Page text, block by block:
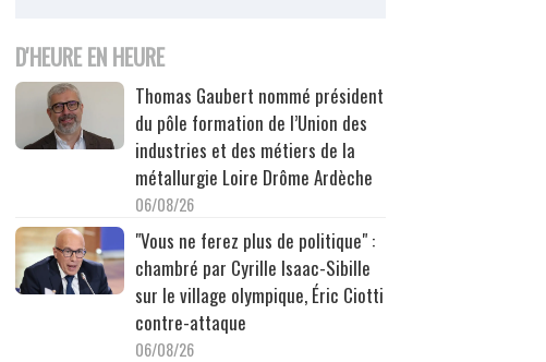
D'HEURE EN HEURE
Thomas Gaubert nommé président
du pôle formation de l’Union des
industries et des métiers de la
métallurgie Loire Drôme Ardèche
06/08/26
"Vous ne ferez plus de politique" :
chambré par Cyrille Isaac-Sibille
sur le village olympique, Éric Ciotti
contre-attaque
06/08/26